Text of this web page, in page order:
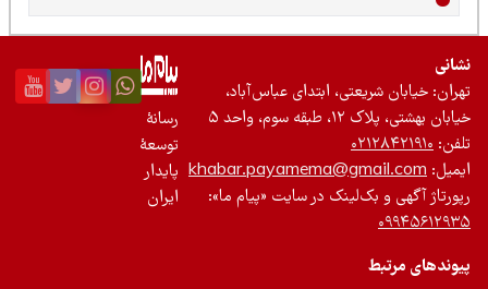
خیابان شریعتی، ابتدای عباس‌آباد،
بهشتی، پلاک ۱۲، طبقه سوم، واحد ۵
۰۲۱۲۸۴۲۱۹۱۰
khabar.payamema@gmail.com
آگهی و بک‌لینک در سایت «پیام ما»:
مرتبط
رسانۀ
توسعۀ
پایدار
ایران